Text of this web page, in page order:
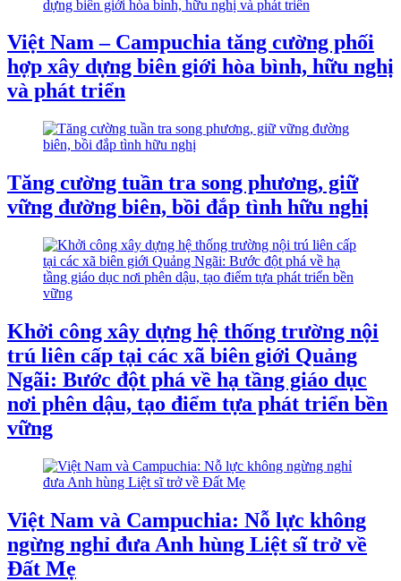
Việt Nam – Campuchia tăng cường phối
hợp xây dựng biên giới hòa bình, hữu nghị
và phát triển
Tăng cường tuần tra song phương, giữ
vững đường biên, bồi đắp tình hữu nghị
Khởi công xây dựng hệ thống trường nội
trú liên cấp tại các xã biên giới Quảng
Ngãi: Bước đột phá về hạ tầng giáo dục
nơi phên dậu, tạo điểm tựa phát triển bền
vững
Việt Nam và Campuchia: Nỗ lực không
ngừng nghỉ đưa Anh hùng Liệt sĩ trở về
Đất Mẹ